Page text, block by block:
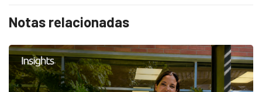
Notas relacionadas